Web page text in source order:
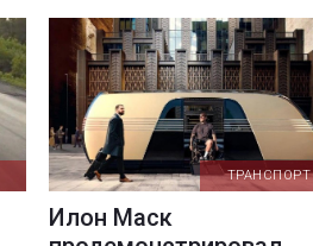
ТРАНСПОРТ
Илон Маск